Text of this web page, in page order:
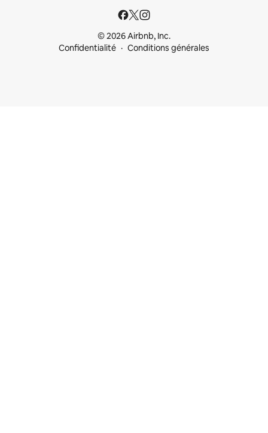
© 2026 Airbnb, Inc.
Confidentialité
Conditions générales